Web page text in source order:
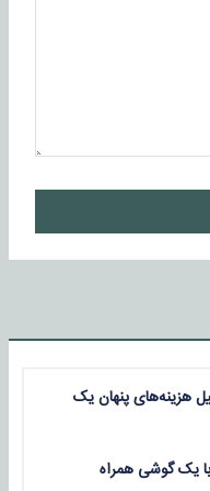
هزینه‌های پنهان یک